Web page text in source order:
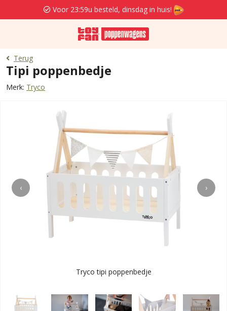
Voor 23:59u besteld, dinsdag in huis!
Terug
Tipi poppenbedje
Merk: Tryco
‹ ›
Tryco tipi poppenbedje